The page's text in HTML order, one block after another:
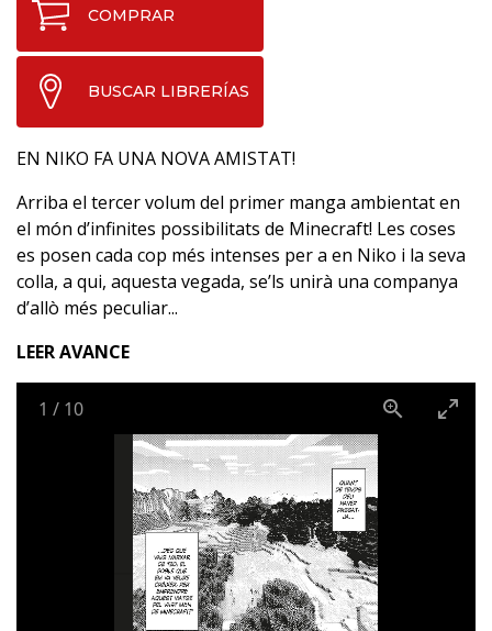
COMPRAR
BUSCAR LIBRERÍAS
EN NIKO FA UNA NOVA AMISTAT!
Arriba el tercer volum del primer manga ambientat en
el món d’infinites possibilitats de Minecraft! Les coses
es posen cada cop més intenses per a en Niko i la seva
colla, a qui, aquesta vegada, se’ls unirà una companya
d’allò més peculiar...
LEER AVANCE
1 / 10